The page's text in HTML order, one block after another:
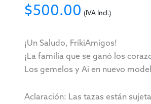
$500.00 (IVA Incl.)
¡Un Saludo, FrikiAmigos!
¡La familia que se ganó los
Los gemelos y Ai en nuevo
Aclaración: Las tazas están